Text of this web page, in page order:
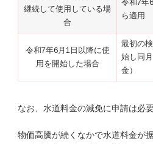
継続して使用している場
合
令和7年
ら適用
令和7年6月1日以降に使
用を開始した場合
最初の
始し同
金）
なお、水道料金の減免に申請は必
物価高騰が続くなかで水道料金が